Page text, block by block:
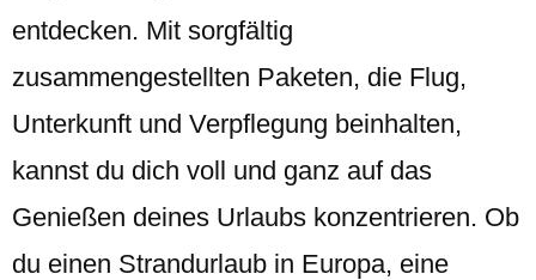
entdecken. Mit sorgfältig
zusammengestellten Paketen, die Flug,
Unterkunft und Verpflegung beinhalten,
kannst du dich voll und ganz auf das
Genießen deines Urlaubs konzentrieren. Ob
du einen Strandurlaub in Europa, eine